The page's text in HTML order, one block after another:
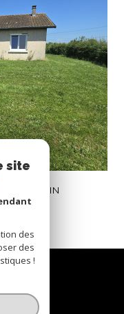
DE TERRAIN
site
des
des
!